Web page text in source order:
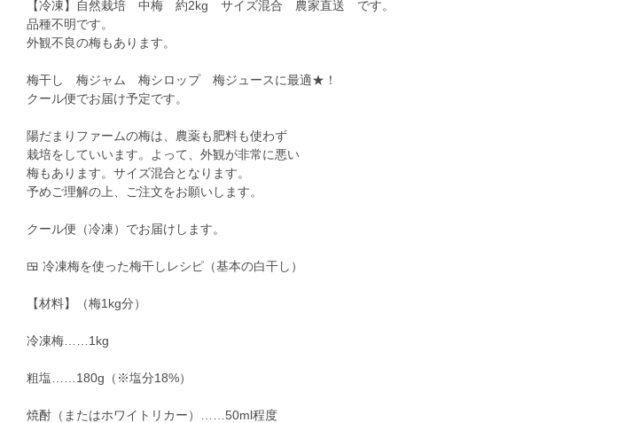
【冷凍】自然栽培 中梅 約2kg サイズ混合 農家直送 です。
品種不明です。
外観不良の梅もあります。
梅干し 梅ジャム 梅シロップ 梅ジュースに最適★！
クール便でお届け予定です。
陽だまりファームの梅は、農薬も肥料も使わず
栽培をしていいます。よって、外観が非常に悪い
梅もあります。サイズ混合となります。
予めご理解の上、ご注文をお願いします。
クール便（冷凍）でお届けします。
🍱 冷凍梅を使った梅干しレシピ（基本の白干し）
【材料】（梅1kg分）
冷凍梅……1kg
粗塩……180g（※塩分18%）
焼酎（またはホワイトリカー）……50ml程度